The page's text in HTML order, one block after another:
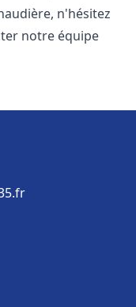
n'hésitez
notre équipe